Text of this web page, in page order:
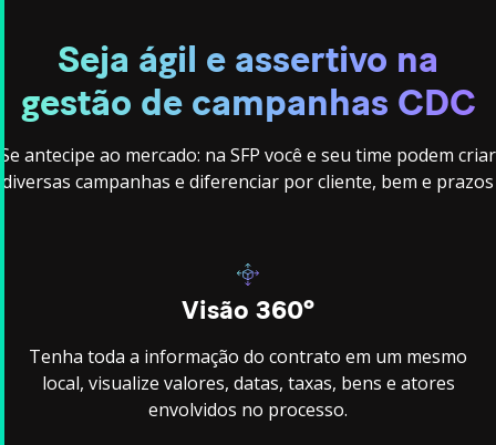
Seja ágil e assertivo na
gestão de campanhas CDC
Se antecipe ao mercado: na SFP você e seu time podem criar
diversas campanhas e diferenciar por cliente, bem e prazos
Visão 360º
Tenha toda a informação do contrato em um mesmo
local, visualize valores, datas, taxas, bens e atores
envolvidos no processo.